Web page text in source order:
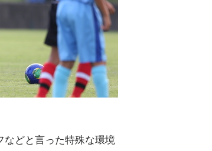
どと言った特殊な環境